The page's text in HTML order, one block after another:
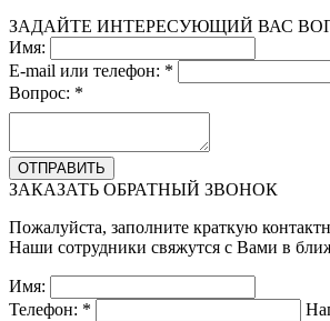
ЗАДАЙТЕ ИНТЕРЕСУЮЩИЙ ВАС
Имя:
E-mail или телефон: *
Вопрос: *
ЗАКАЗАТЬ ОБРАТНЫЙ ЗВОНОК
Пожалуйста, заполните краткую
Наши сотрудники свяжутся с Вами в
Имя:
Телефон: *